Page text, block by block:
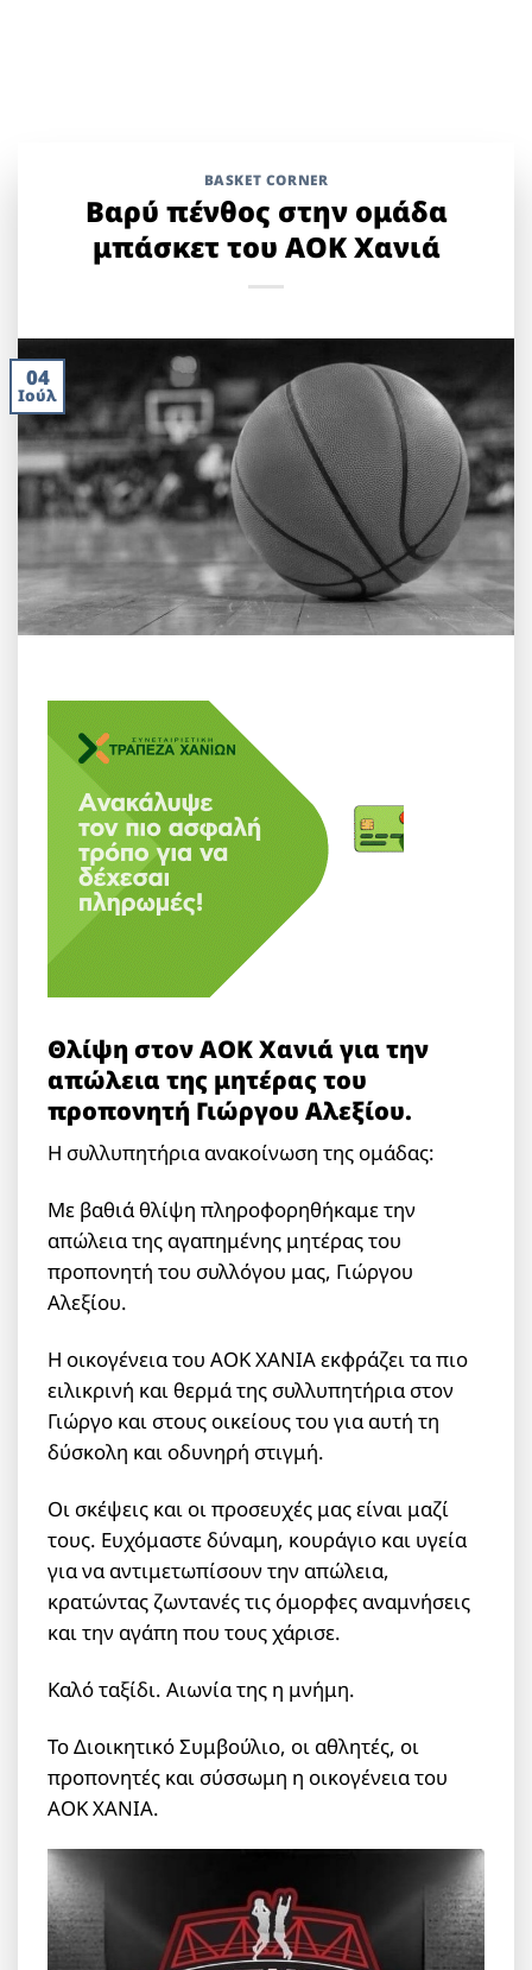
BASKET CORNER
Βαρύ πένθος στην ομάδα
μπάσκετ του ΑΟΚ Χανιά
04
Ιούλ
Θλίψη στον ΑΟΚ Χανιά για την
απώλεια της μητέρας του
προπονητή Γιώργου Αλεξίου.
Η συλλυπητήρια ανακοίνωση της ομάδας:
Με βαθιά θλίψη πληροφορηθήκαμε την
απώλεια της αγαπημένης μητέρας του
προπονητή του συλλόγου μας, Γιώργου
Αλεξίου.
Η οικογένεια του ΑΟΚ ΧΑΝΙΑ εκφράζει τα πιο
ειλικρινή και θερμά της συλλυπητήρια στον
Γιώργο και στους οικείους του για αυτή τη
δύσκολη και οδυνηρή στιγμή.
Οι σκέψεις και οι προσευχές μας είναι μαζί
τους. Ευχόμαστε δύναμη, κουράγιο και υγεία
για να αντιμετωπίσουν την απώλεια,
κρατώντας ζωντανές τις όμορφες αναμνήσεις
και την αγάπη που τους χάρισε.
Καλό ταξίδι. Αιωνία της η μνήμη.
Το Διοικητικό Συμβούλιο, οι αθλητές, οι
προπονητές και σύσσωμη η οικογένεια του
ΑΟΚ ΧΑΝΙΑ.